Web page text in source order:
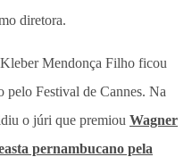
diretora.
Mendonça Filho ficou
pelo Festival de Cannes. Na
o júri que premiou Wagner
pernambucano pela